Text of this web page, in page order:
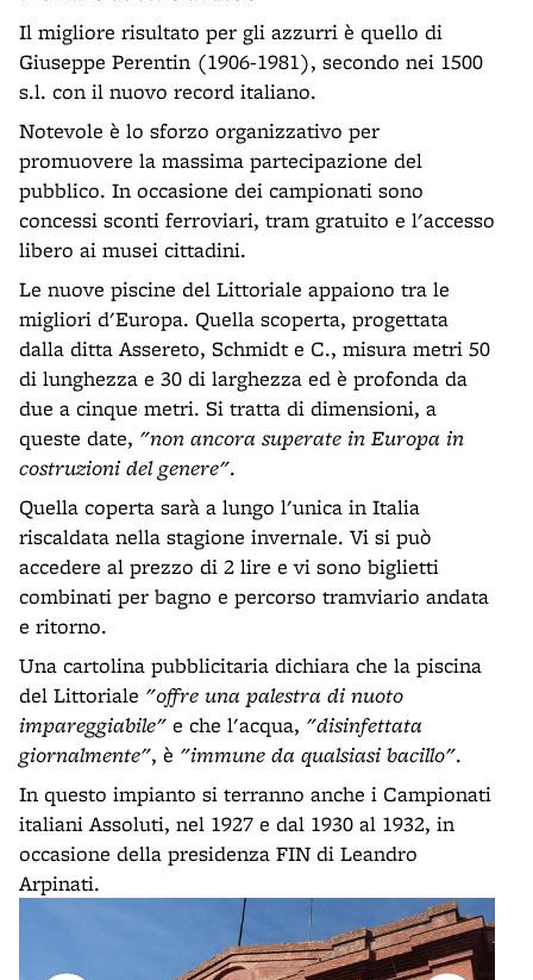
Il migliore risultato per gli azzurri è quello di
Giuseppe Perentin (1906-1981), secondo nei 1500
s.l. con il nuovo record italiano.
Notevole è lo sforzo organizzativo per
promuovere la massima partecipazione del
pubblico. In occasione dei campionati sono
concessi sconti ferroviari, tram gratuito e l'accesso
libero ai musei cittadini.
Le nuove piscine del Littoriale appaiono tra le
migliori d'Europa. Quella scoperta, progettata
dalla ditta Assereto, Schmidt e C., misura metri 50
di lunghezza e 30 di larghezza ed è profonda da
due a cinque metri. Si tratta di dimensioni, a
queste date, "non ancora superate in Europa in
costruzioni del genere".
Quella coperta sarà a lungo l'unica in Italia
riscaldata nella stagione invernale. Vi si può
accedere al prezzo di 2 lire e vi sono biglietti
combinati per bagno e percorso tramviario andata
e ritorno.
Una cartolina pubblicitaria dichiara che la piscina
del Littoriale "offre una palestra di nuoto
impareggiabile" e che l'acqua, "disinfettata
giornalmente", è "immune da qualsiasi bacillo".
In questo impianto si terranno anche i Campionati
italiani Assoluti, nel 1927 e dal 1930 al 1932, in
occasione della presidenza FIN di Leandro
Arpinati.